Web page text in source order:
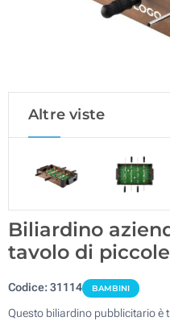
Altre viste
Biliardino
tavolo di
Codice:31114 BAMBINI
Questo biliardino pubblicitario è